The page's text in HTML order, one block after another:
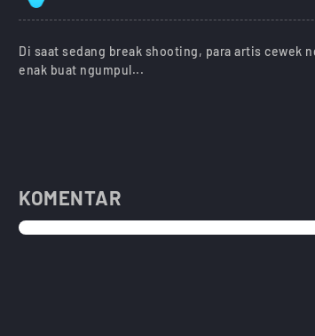
Di saat sedang break shooting, para artis cewek
enak buat ngumpul...
KOMENTAR